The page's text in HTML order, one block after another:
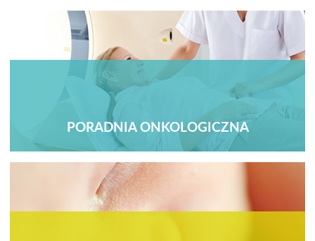
PORADNIA ONKOLOGICZNA